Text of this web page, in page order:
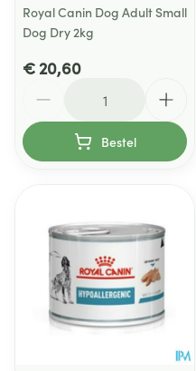
Royal Canin Dog Adult Small
Dog Dry 2kg
€ 20,60
Bestel